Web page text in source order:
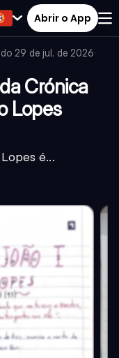
Abrir o App
29 de jul. de 2026·
Crónica
Lopes
é...